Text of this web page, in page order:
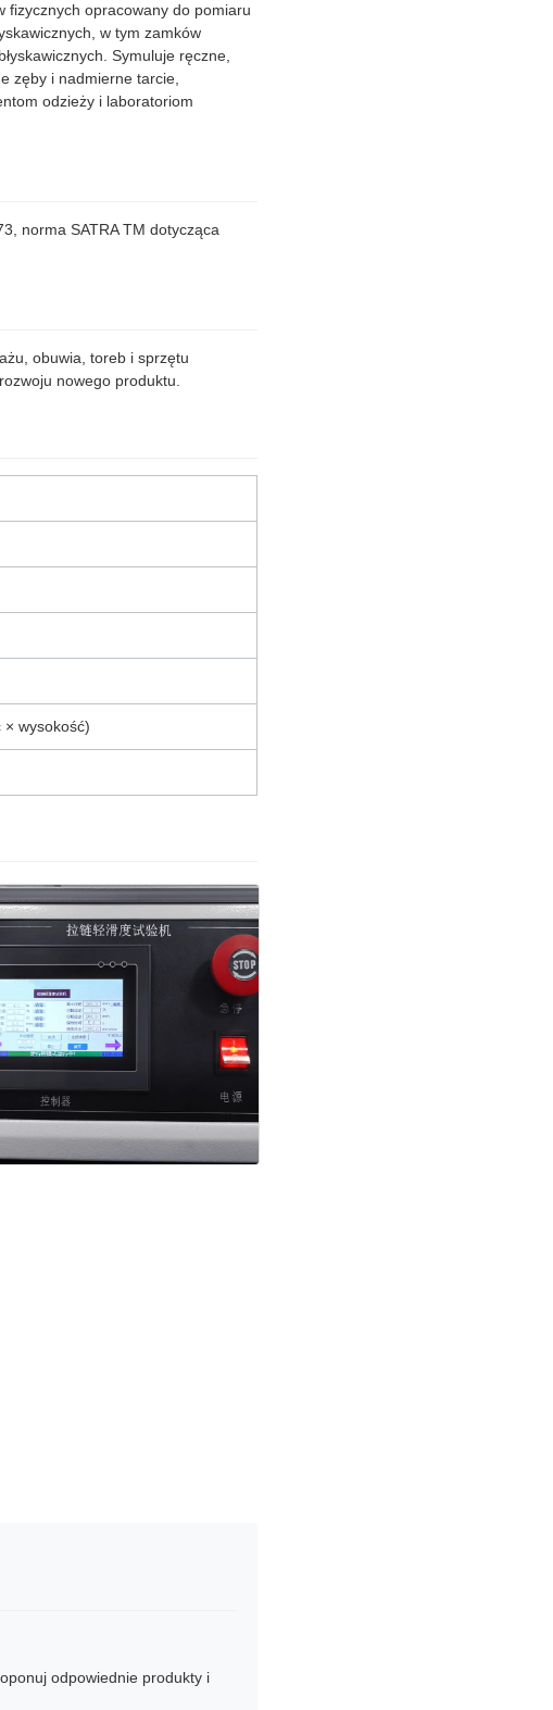
fizycznych opracowany do pomiaru
w tym zamków
Symuluje ręczne,
zęby i nadmierne tarcie,
odzieży i laboratoriom
norma SATRA TM dotycząca
obuwia, toreb i sprzętu
nowego produktu.
× wysokość)
odpowiednie produkty i